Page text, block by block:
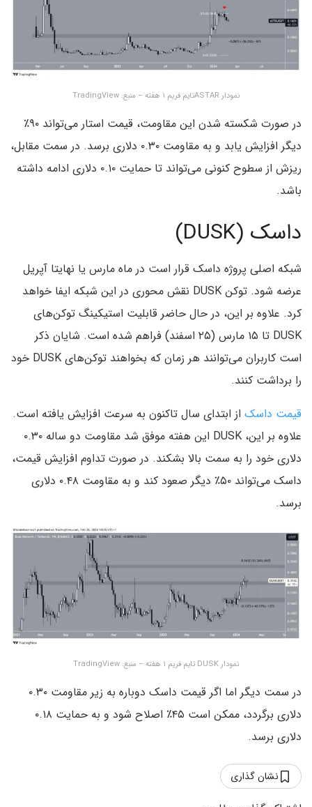
نمودار ASTARتایم فریم ۱ هفته – منبع: TradingView
در صورت شکسته شدن این مقاومت، قیمت استار می‌تواند ۹۰٪
دیگر افزایش یابد و به مقاومت ۰.۳۰ دلاری برسد. در سمت مقابل،
ریزش از سطوح کنونی می‌تواند تا حمایت ۰.۱۰ دلاری ادامه داشته
باشد.
داسک (DUSK)
شبکه اصلی پروژه داسک قرار است در ماه مارس یا نهایتا آپریل
عرضه شود. توکن DUSK نقش محوری در این شبکه ایفا خواهد
کرد. علاوه بر این، در حال حاضر قابلیت استیکینگ توکن‌های
DUSK تا ۱۵ مارس (۲۵ اسفند) فراهم شده است. شایان ذکر
است کاربران می‌توانند هر زمان که بخواهند توکن‌های DUSK خود
را برداشت کنند.
قیمت داسک از ابتدای سال تاکنون به سرعت افزایش یافته است.
علاوه بر این، DUSK این هفته موفق شد مقاومت دو ساله ۰.۳۰
دلاری خود را به سمت بالا بشکند. در صورت تداوم افزایش قیمت،
داسک می‌تواند ۵۰٪ دیگر صعود کند و به مقاومت ۰.۴۸ دلاری
برسد.
نمودار DUSK تایم فریم ۱ هفته – منبع: TradingView
در سمت دیگر اما اگر قیمت داسک دوباره به زیر مقاومت ۰.۳۰
دلاری برگردد، ممکن است ۴۵٪ اصلاح شود و به حمایت ۰.۱۸
دلاری برسد.
نشان گذاری